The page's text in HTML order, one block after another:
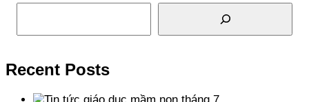
Recent Posts